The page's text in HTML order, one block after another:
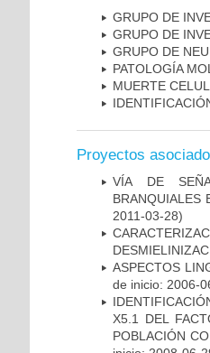
GRUPO DE
GRUPO DE
GRUPO DE
PATOLOGÍA
MUERTE
Proyectos
VÍA DE
BRANQUIALES
2011-03-28)
ASPECTOS
de inicio: 2006-
X5.1 DEL
POBLACIÓN